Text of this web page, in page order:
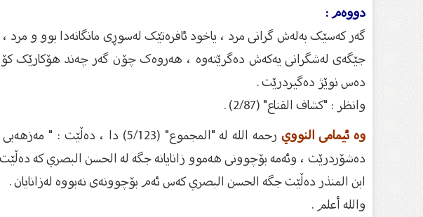
دووەم :
گەر کەسێک بەلەش گرانی مرد ، یاخود ئافرەتێک لەسوڕی مانگانەدا بوو و
جێگەی لەشگرانی یەکەش دەگرێتەوە ، هەروەک چۆن گەر چەند هۆکارێک
دەس نوێژ دەگیردرێت .
وانظر : "كشاف القناع" (2/87) .
وە ئیمامی النووي
رحمه الله لە "المجموع" (5/
دەشۆردرێت ، وئەمە بۆچوونی هەموو زانایانە جگە لە الحسن البصري کە
ابن المنذر دەڵێت جگە الحسن البصري کەس ئەم بۆچوونەی نەبووە لەزانایان .
والله أعلم .